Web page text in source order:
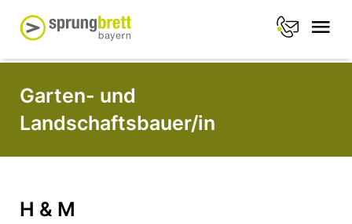
Garten- und
Landschaftsbauer/in
H & M